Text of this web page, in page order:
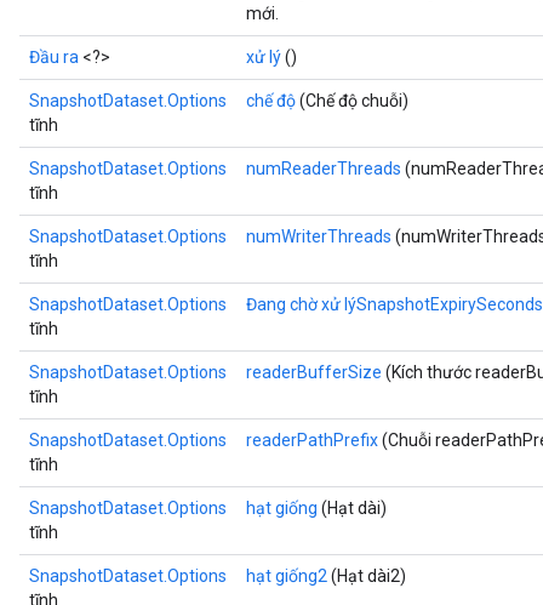
mới.
Đầu ra <?> xử lý()
SnapshotDataset.Options
tĩnh
chế độ(Chế độ chuỗi)
SnapshotDataset.Options
tĩnh
numReaderThreads
SnapshotDataset.Options
tĩnh
numWriterThreads
SnapshotDataset.Options
tĩnh
Đang chờ xử lýSnapshotExpirySeconds
SnapshotDataset.Options
tĩnh
readerBufferSize (Kích thước
SnapshotDataset.Options
tĩnh
readerPathPrefix(Chuỗi
SnapshotDataset.Options
tĩnh
hạt giống (Hạt dài)
SnapshotDataset.Options
tĩnh
hạt giống2 (Hạt dài2)